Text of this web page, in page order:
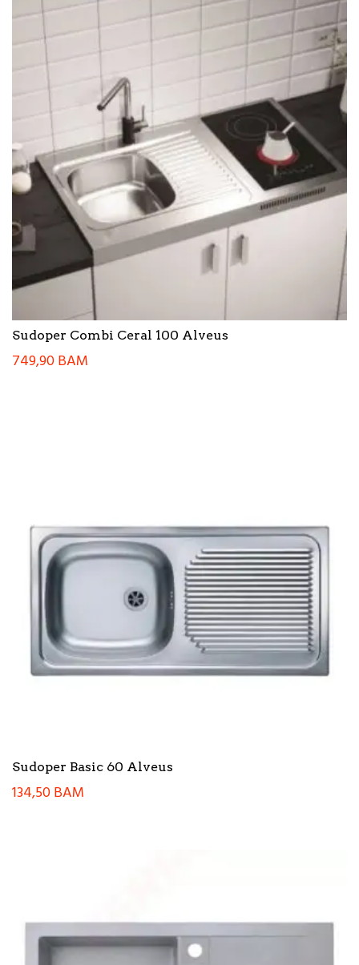
Sudoper Combi Ceral 100 Alveus
749,90BAM
Sudoper Basic 60 Alveus
134,50BAM